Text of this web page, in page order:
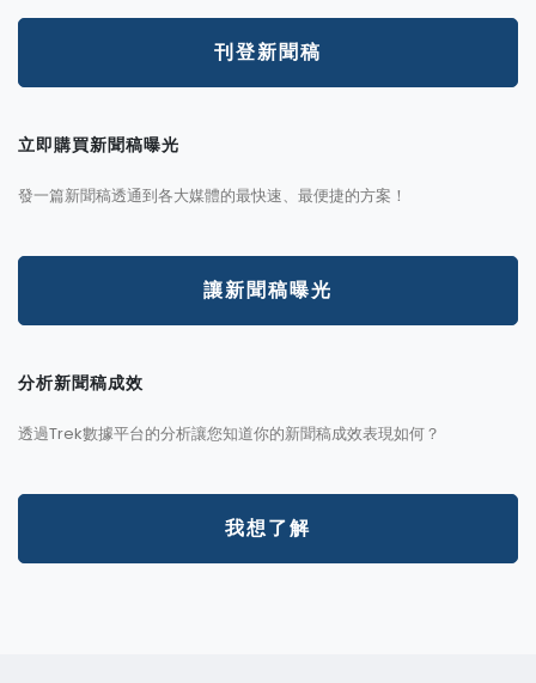
刊登新聞稿
立即購買新聞稿曝光
發一篇新聞稿透通到各大媒體的最快速、最便捷的方案！
讓新聞稿曝光
分析新聞稿成效
透過Trek數據平台的分析讓您知道你的新聞稿成效表現如何？
我想了解